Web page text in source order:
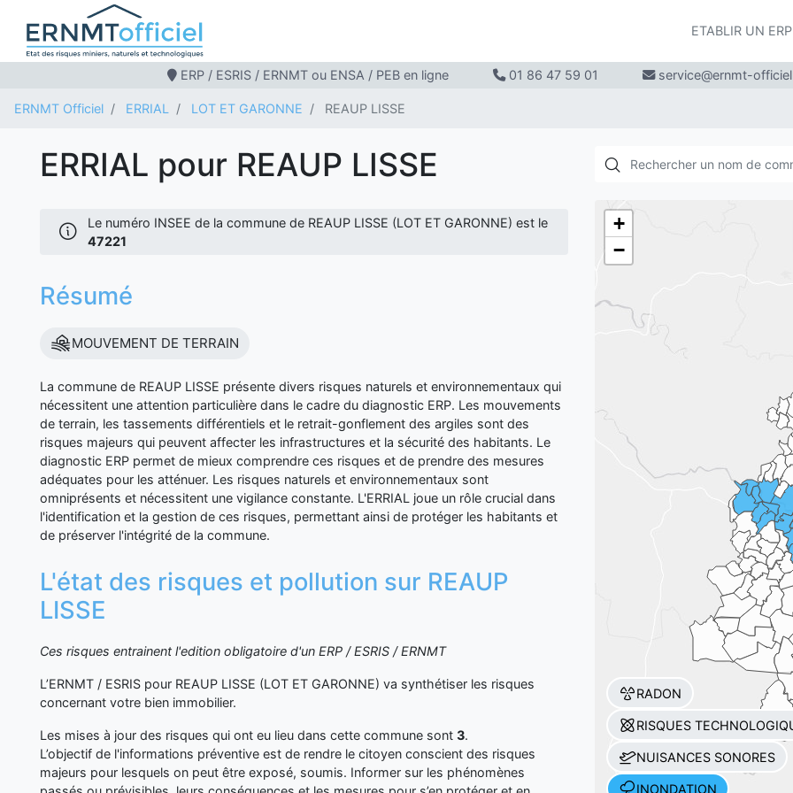
ETABLIR UN
ERP / ESRIS / ERNMT ou ENSA / PEB en ligne 01 86 47 59 01 service@ernmt-
ERNMT Officiel ERRIAL LOT ET GARONNE REAUP LISSE
ERRIAL pour REAUP LISSE
Le numéro INSEE de la commune de REAUP LISSE (LOT ET GARONNE) est le
47221
Résumé
MOUVEMENT DE TERRAIN
La commune de REAUP LISSE présente divers risques naturels et environnementaux qui
nécessitent une attention particulière dans le cadre du diagnostic ERP. Les mouvements
de terrain, les tassements différentiels et le retrait-gonflement des argiles sont des
risques majeurs qui peuvent affecter les infrastructures et la sécurité des habitants. Le
diagnostic ERP permet de mieux comprendre ces risques et de prendre des mesures
adéquates pour les atténuer. Les risques naturels et environnementaux sont
omniprésents et nécessitent une vigilance constante. L'ERRIAL joue un rôle crucial dans
l'identification et la gestion de ces risques, permettant ainsi de protéger les habitants et
de préserver l'intégrité de la commune.
L'état des risques et pollution sur REAUP
LISSE
Ces risques entrainent l'edition obligatoire d'un ERP / ESRIS / ERNMT
L’ERNMT / ESRIS pour REAUP LISSE (LOT ET GARONNE) va synthétiser les risques
concernant votre bien immobilier.
Les mises à jour des risques qui ont eu lieu dans cette commune sont 3.
L’objectif de l'informations préventive est de rendre le citoyen conscient des risques
majeurs pour lesquels on peut être exposé, soumis. Informer sur les phénomènes
+
−
RADON
RISQUES
NUISANCES SONORES
INONDATION